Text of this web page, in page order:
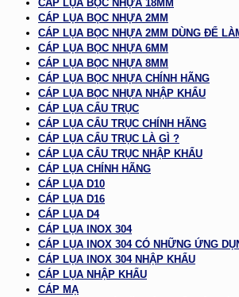
CÁP LỤA BỌC NHỰA 18MM
CÁP LỤA BỌC NHỰA 2MM
CÁP LỤA BỌC NHỰA 2MM DÙNG ĐỂ
CÁP LỤA BỌC NHỰA 6MM
CÁP LỤA BỌC NHỰA 8MM
CÁP LỤA BỌC NHỰA CHÍNH HÃNG
CÁP LỤA BỌC NHỰA NHẬP KHẨU
CÁP LỤA CẨU TRỤC
CÁP LỤA CẨU TRỤC CHÍNH HÃNG
CÁP LỤA CẨU TRỤC LÀ GÌ ?
CÁP LỤA CẨU TRỤC NHẬP KHẨU
CÁP LỤA CHÍNH HÃNG
CÁP LỤA D10
CÁP LỤA D16
CÁP LỤA D4
CÁP LỤA INOX 304
CÁP LỤA INOX 304 CÓ NHỮNG ỨNG
CÁP LỤA INOX 304 NHẬP KHẨU
CÁP LỤA NHẬP KHẨU
CÁP MẠ